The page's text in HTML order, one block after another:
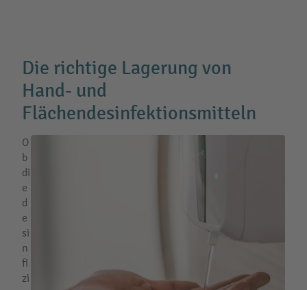
Die richtige Lagerung von
Hand- und
Flächendesinfektionsmitteln
O
b
di
e
d
e
si
n
fi
zi